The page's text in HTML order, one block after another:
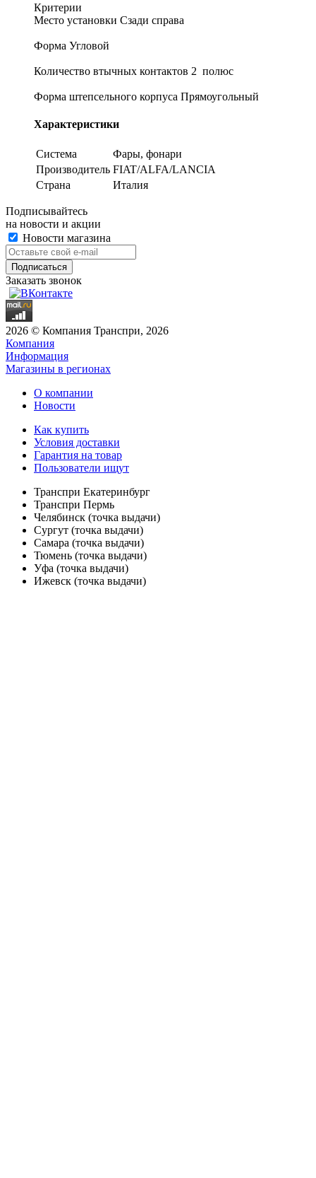
Критерии
Место установки Сзади справа
Форма Угловой
Количество втычных контактов 2 полюс
Форма штепсельного корпуса Прямоугольный
Характеристики
Система
Фары, фонари
Производитель FIAT/ALFA/LANCIA
Страна
Италия
Подписывайтесь
на новости и акции
Новости магазина
Заказать звонок
2026 © Компания Транспри, 2026
Компания
Информация
Магазины в регионах
О компании
Новости
Как купить
Условия доставки
Гарантия на товар
Пользователи ищут
Транспри Екатеринбург
Транспри Пермь
Челябинск (точка выдачи)
Сургут (точка выдачи)
Самара (точка выдачи)
Тюмень (точка выдачи)
Уфа (точка выдачи)
Ижевск (точка выдачи)